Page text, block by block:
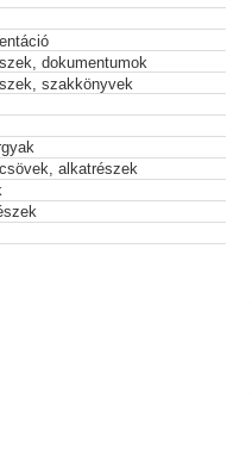
dokumentumok
szakkönyvek
alkatrészek